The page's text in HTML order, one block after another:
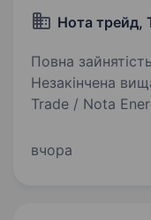
Нота трейд,
Повна
Незакінчена вища освіта.
Trade / Nota
панелі,
вчора